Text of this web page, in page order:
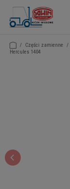
/ Części zamienne /
Hercules 1404